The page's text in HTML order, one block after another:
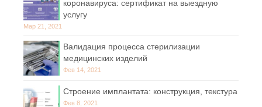
коронавируса: сертификат на выездную
услугу
Мар 21, 2021
Валидация процесса стерилизации
медицинских изделий
Фев 14, 2021
Строение имплантата: конструкция, текстура
Фев 8, 2021